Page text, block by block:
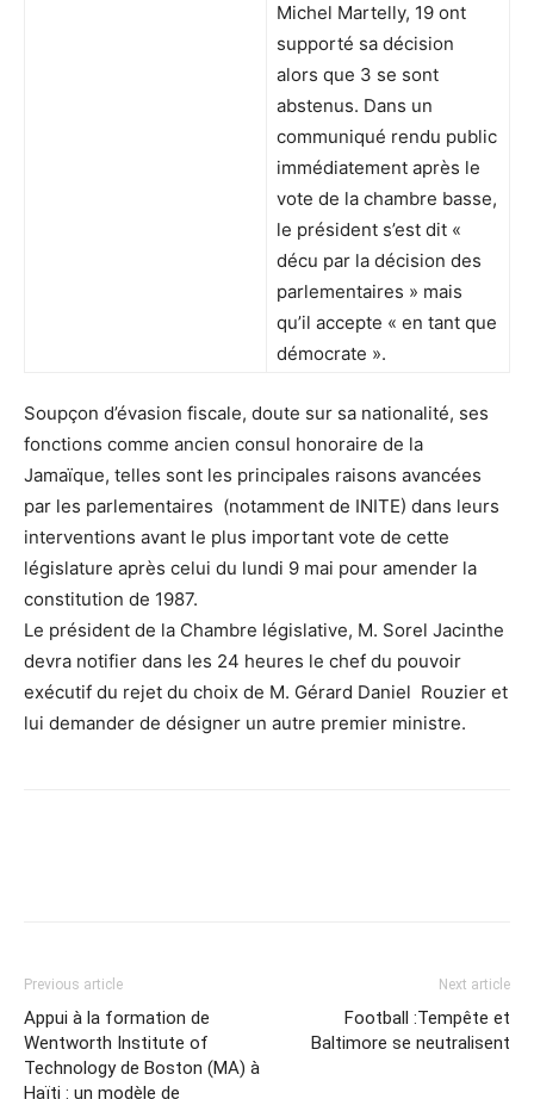
Michel Martelly, 19 ont
supporté sa décision
alors que 3 se sont
abstenus. Dans un
communiqué rendu public
immédiatement après le
vote de la chambre basse,
le président s’est dit «
décu par la décision des
parlementaires » mais
qu’il accepte « en tant que
démocrate ».
Soupçon d’évasion fiscale, doute sur sa nationalité, ses
fonctions comme ancien consul honoraire de la
Jamaïque, telles sont les principales raisons avancées
par les parlementaires (notamment de INITE) dans leurs
interventions avant le plus important vote de cette
législature après celui du lundi 9 mai pour amender la
constitution de 1987.
Le président de la Chambre législative, M. Sorel Jacinthe
devra notifier dans les 24 heures le chef du pouvoir
exécutif du rejet du choix de M. Gérard Daniel Rouzier et
lui demander de désigner un autre premier ministre.
Previous article
Appui à la formation de
Wentworth Institute of
Technology de Boston (MA) à
Haïti : un modèle de
Next article
Football :Tempête et
Baltimore se neutralisent